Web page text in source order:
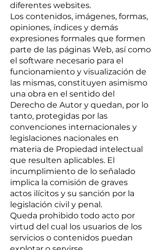
diferentes websites.
Los contenidos, imágenes, formas,
opiniones, índices y demás
expresiones formales que formen
parte de las páginas Web, así como
el software necesario para el
funcionamiento y visualización de
las mismas, constituyen asimismo
una obra en el sentido del
Derecho de Autor y quedan, por lo
tanto, protegidas por las
convenciones internacionales y
legislaciones nacionales en
materia de Propiedad intelectual
que resulten aplicables. El
incumplimiento de lo señalado
implica la comisión de graves
actos ilícitos y su sanción por la
legislación civil y penal.
Queda prohibido todo acto por
virtud del cual los usuarios de los
servicios o contenidos puedan